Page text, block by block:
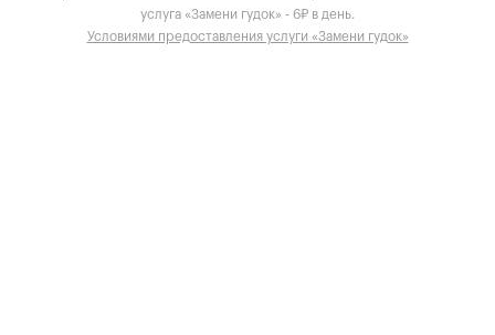
услуга «Замени гудок» - 6₽ в день.
Условиями предоставления услуги «Замени гудок»